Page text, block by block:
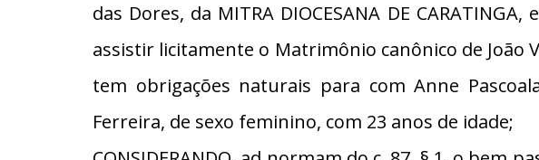
das Dores, da MITRA DIOCESANA DE
assistir licitamente o Matrimônio canônico de João
tem obrigações naturais para com Anne
Ferreira, de sexo feminino, com 23 anos de idade;